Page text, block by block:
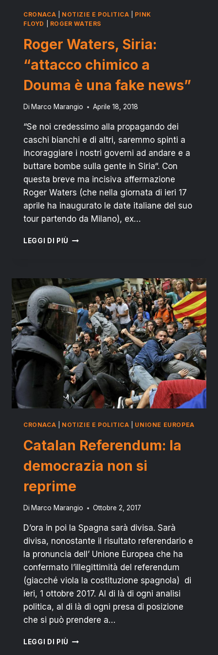
CRONACA NOTIZIE E POLITICA
PINK
FLOYD
ROGER WATERS
Roger Waters, Siria:
“attacco chimico a
Douma è una fake news”
Di Marco Marangio Aprile 18, 2018
“Se noi credessimo alla propagando dei
caschi bianchi e di altri, saremmo spinti a
incoraggiare i nostri governi ad andare e a
buttare bombe sulla gente in Siria“. Con
questa breve ma incisiva affermazione
Roger Waters (che nella giornata di ieri 17
aprile ha inaugurato le date italiane del suo
tour partendo da Milano), ex…
LEGGI DI PIÙ ROGER
CHIMICO
A
DOUMA
È
UNA
FAKE
NEWS”
CRONACA NOTIZIE E POLITICA UNIONE EUROPEA
Catalan Referendum: la
democrazia non si
reprime
Di Marco Marangio Ottobre 2, 2017
D’ora in poi la Spagna sarà divisa. Sarà
divisa, nonostante il risultato referendario e
la pronuncia dell’ Unione Europea che ha
confermato l’illegittimità del referendum
(giacché viola la costituzione spagnola) di
ieri, 1 ottobre 2017. Al di là di ogni analisi
politica, al di là di ogni presa di posizione
che si può prendere a…
LEGGI DI PIÙ CATALAN